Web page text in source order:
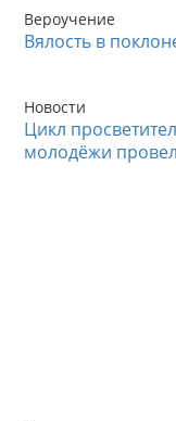
Вероучение
Вялость в
Новости
Цикл
молодёжи